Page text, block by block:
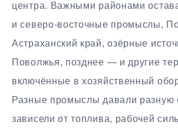
центра. Важными районами
и северо-восточные промыслы,
Астраханский край, озёрные
Поволжья, позднее — и другие
включённые в хозяйственный
Разные промыслы давали разную
зависели от топлива, рабочей